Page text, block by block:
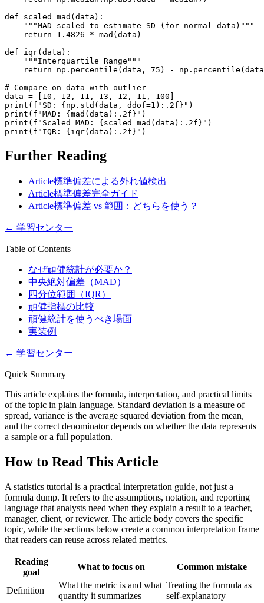
def scaled_mad(data):
    """MAD scaled to estimate SD (for normal data)"""
    return 1.4826 * mad(data)
def iqr(data):
    """Interquartile Range"""
return np.percentile(data, 75) -
# Compare on data with outlier
data = [10, 12, 11, 13, 12, 11, 100]
print(f"SD: {np.std(data, ddof=1):.2f}")
print(f"MAD: {mad(data):.2f}")
print(f"Scaled MAD: {scaled_mad(data):.2f}")
print(f"IQR: {iqr(data):.2f}")
Further Reading
Article標準偏差による外れ値検出
Article標準偏差完全ガイド
Article標準偏差 vs 範囲：どちらを使う？
← 学習センター
Table of Contents
なぜ頑健統計が必要か？
中央絶対偏差（MAD）
四分位範囲（IQR）
頑健指標の比較
頑健統計を使うべき場面
実装例
← 学習センター
Quick Summary
This article explains the formula, interpretation, and practical limits
of the topic in plain language. Standard deviation is a measure of
spread, variance is the average squared deviation from the mean,
and the correct denominator depends on whether the data represents
a sample or a full population.
How to Read This Article
A statistics tutorial is a practical interpretation guide, not just a
formula dump. It refers to the assumptions, notation, and reporting
language that analysts need when they explain a result to a teacher,
manager, client, or reviewer. The article body covers the specific
topic, while the sections below create a common interpretation frame
that readers can reuse across related metrics.
Reading
goal
What to focus on Common mistake
Definition
What the metric is and what
quantity it summarizes
Treating the formula as
self-explanatory